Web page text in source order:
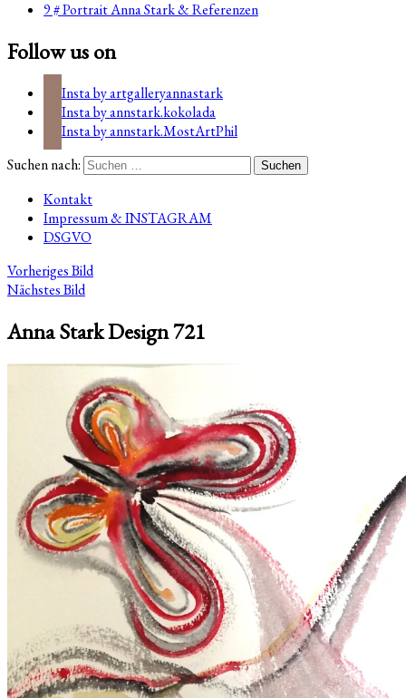
9 # Portrait Anna Stark & Referenzen
Follow us on
Insta by artgalleryannastark
Insta by annstark.kokolada
Insta by annstark.MostArtPhil
Suchen nach:
Kontakt
Impressum & INSTAGRAM
DSGVO
Vorheriges Bild
Nächstes Bild
Anna Stark Design 721